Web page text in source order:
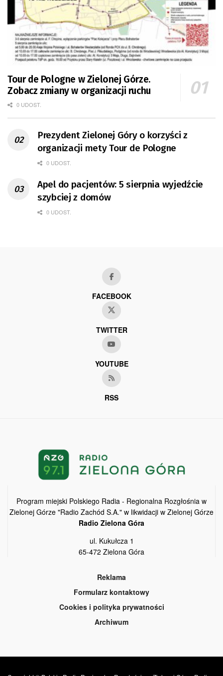
Tour de Pologne w Zielonej Górze.
Zobacz zmiany w organizacji ruchu
0 UDOST.
Prezydent Zielonej Góry o korzyści z
organizacji mety Tour de Pologne
0 UDOST.
Apel do pacjentów: 5 sierpnia wyjedźcie
szybciej z domów
0 UDOST.
FACEBOOK
TWITTER
YOUTUBE
RSS
Program miejski Polskiego Radia - Regionalna Rozgłośnia w
Zielonej Górze "Radio Zachód S.A." w likwidacji w Zielonej Górze
Radio Zielona Góra
ul. Kukułcza 1
65-472 Zielona Góra
Reklama
Formularz kontaktowy
Cookies i polityka prywatności
Archiwum